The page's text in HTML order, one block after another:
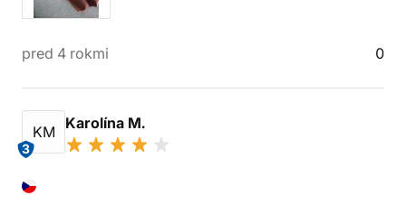
pred 4 rokmi 0
KM
3
Karolína M.